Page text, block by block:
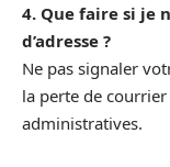
4. Que faire si je
d’adresse ?
Ne pas signaler
la perte de
administratives.